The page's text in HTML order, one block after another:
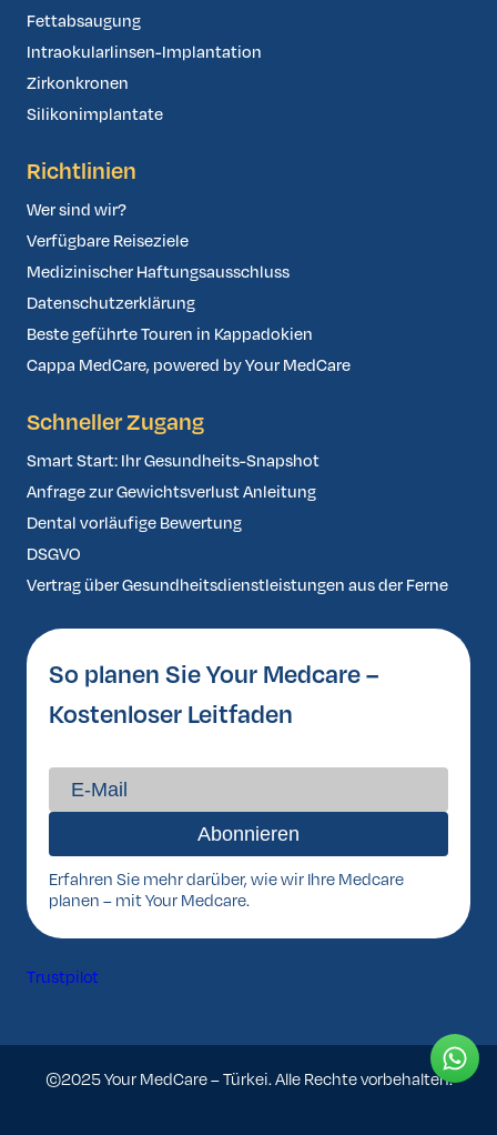
Fettabsaugung
Intraokularlinsen-Implantation
Zirkonkronen
Silikonimplantate
Richtlinien
Wer sind wir?
Verfügbare Reiseziele
Medizinischer Haftungsausschluss
Datenschutzerklärung
Beste geführte Touren in Kappadokien
Cappa MedCare, powered by Your MedCare
Schneller Zugang
Smart Start: Ihr Gesundheits-Snapshot
Anfrage zur Gewichtsverlust Anleitung
Dental vorläufige Bewertung
DSGVO
Vertrag über Gesundheitsdienstleistungen aus der Ferne
So planen Sie Your Medcare –
Kostenloser Leitfaden
Erfahren Sie mehr darüber, wie wir Ihre Medcare
planen – mit Your Medcare.
Trustpilot
©2025 Your MedCare – Türkei. Alle Rechte vorbehalten.